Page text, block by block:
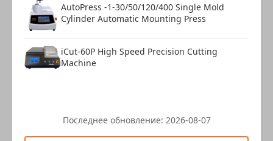
AutoPress -1-30/50/120/400 Single Mold
Cylinder Automatic Mounting Press
iCut-60P High Speed Precision Cutting
Machine
Последнее обновление: 2026-08-07